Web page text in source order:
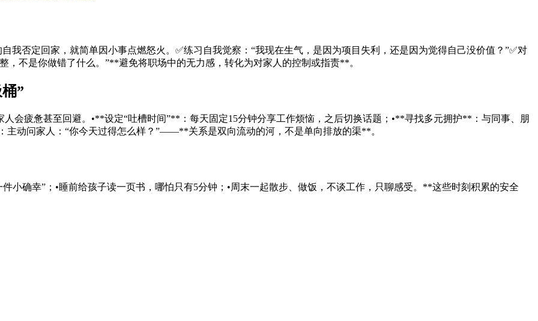
我否定回家，就简单因小事点燃怒火。✅练习自我觉察：“我现在生气，是因为项目失利，还是因为觉得自己没价值？”✅对
，不是你做错了什么。”**避免将职场中的无力感，转化为对家人的控制或指责**。
”
会疲惫甚至回避。•**设定“吐槽时间”**：每天固定15分钟分享工作烦恼，之后切换话题；•**寻找多元拥护**：与同事、朋
主动问家人：“你今天过得怎么样？”——**关系是双向流动的河，不是单向排放的渠**。
小确幸”；•睡前给孩子读一页书，哪怕只有5分钟；•周末一起散步、做饭，不谈工作，只聊感受。**这些时刻积累的安全